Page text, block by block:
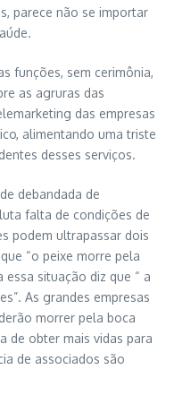
parece não se importar
funções, sem cerimônia,
as agruras das
das empresas
alimentando uma triste
desses serviços.
debandada de
falta de condições de
podem ultrapassar dois
“o peixe morre pela
situação diz que “ a
As grandes empresas
morrer pela boca
de obter mais vidas para
de associados são